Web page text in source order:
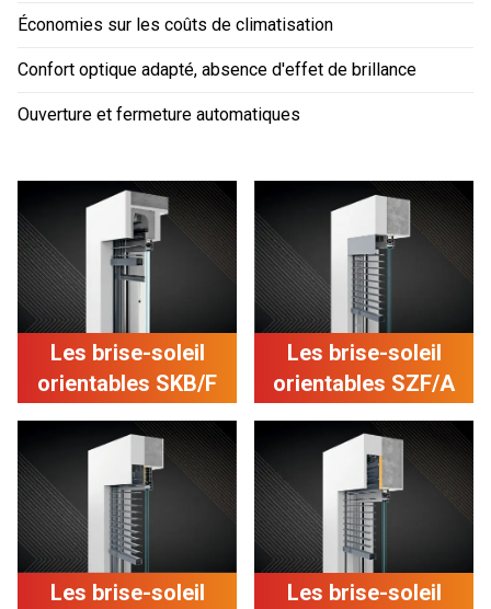
Économies sur les coûts de climatisation
Confort optique adapté, absence d'effet de brillance
Ouverture et fermeture automatiques
Les brise-soleil
orientables SKB/F
Les brise-soleil
orientables SZF/A
Les brise-soleil
Les brise-soleil